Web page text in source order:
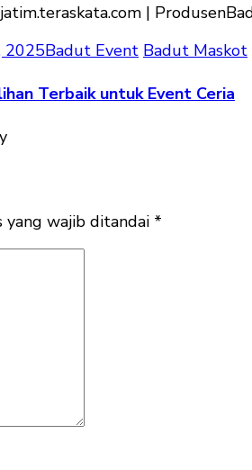
2025Badut Event Badut Maskot
Terbaik untuk Event Ceria
yang wajib ditandai *